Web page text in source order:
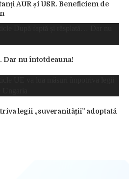
AUR și USR. Beneficiem de
Dar nu întotdeauna!
legii „suveranității” adoptată